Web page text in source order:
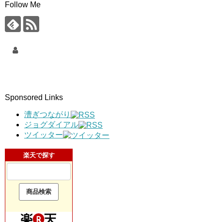
Follow Me
Sponsored Links
漕ぎつながり
ジョグダイアル
ツイッター
楽天で探す